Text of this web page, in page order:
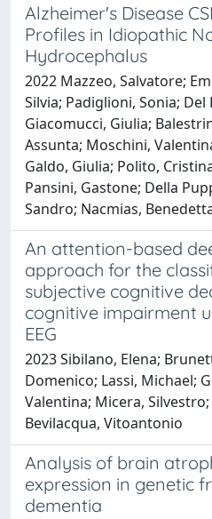
Alzheimer's Disease
Profiles in Idiopathic
Hydrocephalus
2022 Mazzeo, Salvatore;
Silvia; Padiglioni, Sonia;
Giacomucci, Giulia;
Assunta; Moschini,
Galdo, Giulia; Polito,
Pansini, Gastone; Della
Sandro; Nacmias,
An attention-based
approach for the
subjective cognitive
cognitive impairment
EEG
2023 Sibilano, Elena;
Domenico; Lassi, Michael;
Valentina; Micera,
Bevilacqua, Vitoantonio
Analysis of brain
expression in genetic
dementia